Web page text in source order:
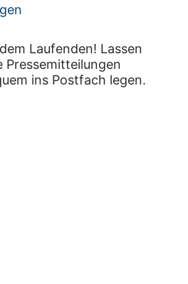
Laufenden! Lassen
Pressemitteilungen
ins Postfach legen.